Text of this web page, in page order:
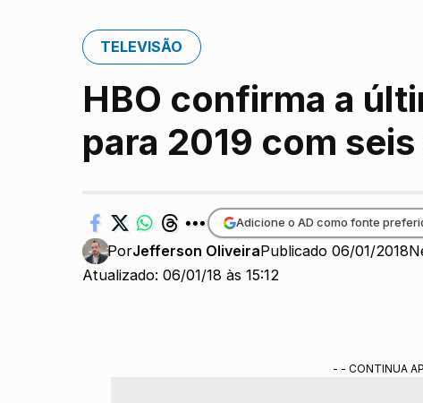
TELEVISÃO
HBO confirma a
para 2019 com
Atualizado: 06/01/18 às 15:12
PorJefferson OliveiraPublicado 06/01/2018
Adicione o AD como fonte
- - CONTINUA